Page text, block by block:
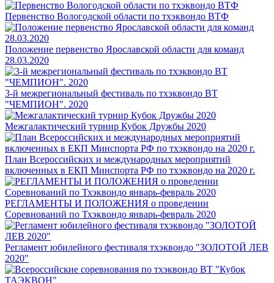
Первенство Вологодской области по тхэквондо ВТФ
Положение первенство Ярославской области для команд
28.03.2020
3-й межрегиональный фестиваль по тхэквондо ВТ
"ЧЕМПИОН". 2020
Межгалактический турнир Кубок Дружбы 2020
План Всероссийских и международных мероприятий
включенных в ЕКП Минспорта РФ по тхэквондо на 2020 г.
РЕГЛАМЕНТЫ И ПОЛОЖЕНИЯ о проведении
Соревнований по Тхэквондо январь-февраль 2020
Регламент юбилейного фестиваля тхэквондо "ЗОЛОТОЙ ЛЕВ
2020"